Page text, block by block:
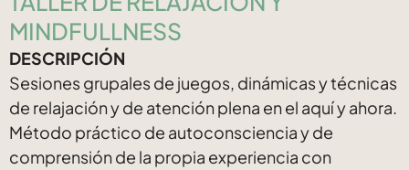
MINDFULLNESS
DESCRIPCIÓN
Sesiones grupales de juegos, dinámicas y técnicas
de relajación y de atención plena en el aquí y ahora.
Método práctico de autoconsciencia y de
comprensión de la propia experiencia con